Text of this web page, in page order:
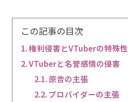
この記事の目次
権利侵害とVTuberの特殊性
VTuberと名誉感情の侵害
原告の主張
プロバイダーの主張